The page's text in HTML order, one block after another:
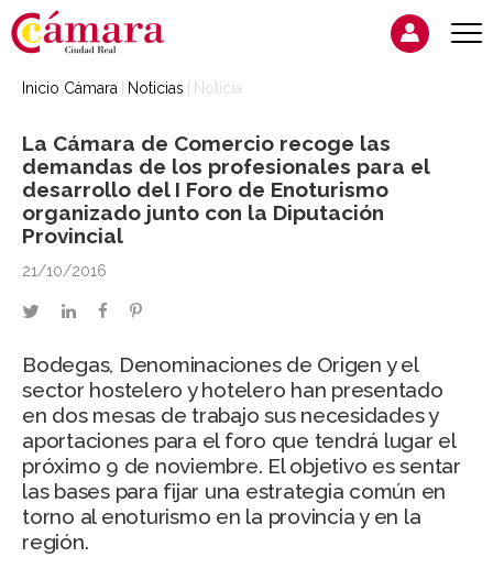
Inicio Cámara Noticias Noticia
La Cámara de Comercio recoge las
demandas de los profesionales para el
desarrollo del I Foro de Enoturismo
organizado junto con la Diputación
Provincial
21/10/2016
twitterlinkedinfacebookpinterest
Bodegas, Denominaciones de Origen y el
sector hostelero y hotelero han presentado
en dos mesas de trabajo sus necesidades y
aportaciones para el foro que tendrá lugar el
próximo 9 de noviembre. El objetivo es sentar
las bases para fijar una estrategia común en
torno al enoturismo en la provincia y en la
región.